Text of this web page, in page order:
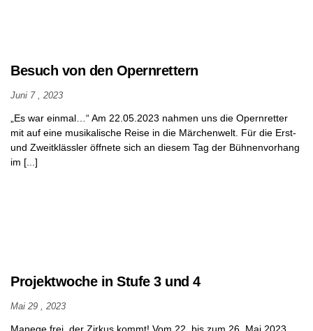
Besuch von den Opernrettern
Juni 7 , 2023
„Es war einmal…“ Am 22.05.2023 nahmen uns die Opernretter
mit auf eine musikalische Reise in die Märchenwelt. Für die Erst-
und Zweitklässler öffnete sich an diesem Tag der Bühnenvorhang
im [...]
Projektwoche in Stufe 3 und 4
Mai 29 , 2023